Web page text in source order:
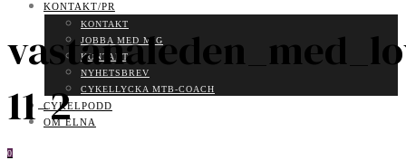
KONTAKT/PR
KONTAKT
JOBBA MED MIG
KONTAKT
NYHETSBREV
CYKELLYCKA MTB-COACH
CYKELPODD
OM ELNA
0
11-2